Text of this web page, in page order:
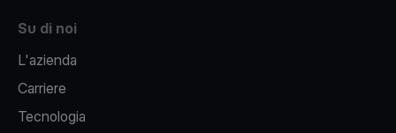
Su di noi
L'azienda
Carriere
Tecnologia